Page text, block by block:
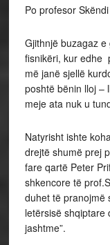
Po profesor
Gjithnjë buzagaz
fisnikëri, kur edhe
më janë sjellë
poshtë bënin lloj –
meje ata nuk u
Natyrisht ishte
drejtë shumë prej
fare qartë Peter
shkencore të
duhet të pranojmë
letërsisë shqiptare
jashtme”.